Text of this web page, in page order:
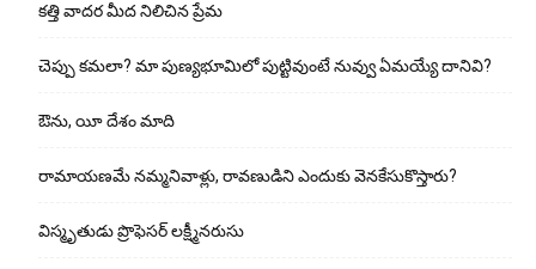
కత్తి వాదర మీద నిలిచిన ప్రేమ
చెప్పు క‌మ‌లా? మా పుణ్యభూమిలో పుట్టివుంటే నువ్వు ఏమయ్యే దానివి?
ఔను, యీ దేశం మాది
రామాయణమే నమ్మనివాళ్లు, రావణుడిని ఎందుకు వెనకేసుకొస్తారు?
విస్మృతుడు ప్రొఫెసర్ లక్ష్మీనరుసు